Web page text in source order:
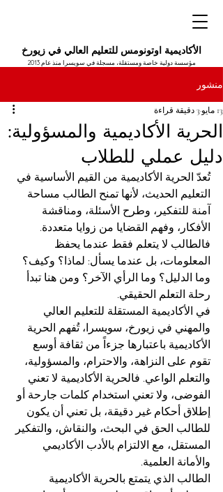
الأكاديمية اوتونومس للتعليم العالي في زيورخ
مؤسسة دولية خاصة ومستقلة، مسجلة في سويسرا منذ عام 2013
منشور
الحرية الأكاديمية والمسؤولية:
دليل عملي للطلاب
13 مايو 3 دقيقة قراءة
تُعدّ الحرية الأكاديمية من القيم الأساسية في
التعليم الحديث، لأنها تمنح الطالب مساحة
آمنة للتفكير، وطرح الأسئلة، ومناقشة
الأفكار، وفهم القضايا من زوايا متعددة.
فالطالب لا يتعلم فقط عندما يحفظ
المعلومات، بل عندما يسأل: لماذا؟ وكيف؟
وما الدليل؟ وما الرأي الآخر؟ ومن هنا تبدأ
رحلة التعلم الحقيقي.
في الأكاديمية المستقلة للتعليم العالي
والمهني في زيورخ، سويسرا، تُفهم الحرية
الأكاديمية باعتبارها جزءاً من ثقافة أوسع
تقوم على النزاهة، والاحترام، والمسؤولية،
والتعلم الواعي. فالحرية الأكاديمية لا تعني
الفوضى، ولا تعني استخدام كلمات جارحة أو
إطلاق أحكام غير دقيقة، بل تعني أن يكون
للطالب الحق في البحث، والنقاش، والتفكير
المستقل، مع الالتزام بالأدب الأكاديمي
والأمانة العلمية.
الطالب الذي يتمتع بالحرية الأكاديمية